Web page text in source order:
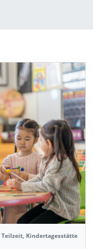
Teilzeit, Kindertagesstätte